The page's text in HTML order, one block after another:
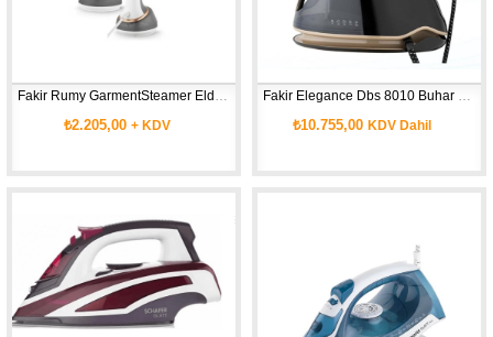
₺2.205,00 + KDV ₺10.755,00KDV Dahil